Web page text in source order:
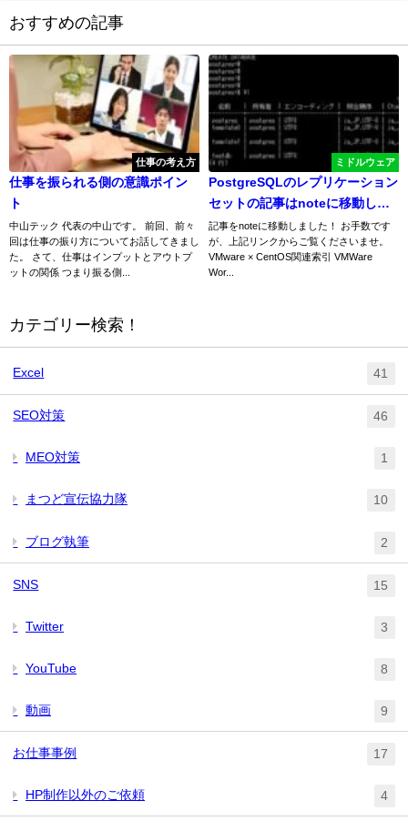
おすすめの記事
仕事の考え方
仕事を振られる側の意識ポイン
ト
中山テック 代表の中山です。 前回、前々
回は仕事の振り方についてお話してきまし
た。 さて、仕事はインプットとアウトプ
ットの関係 つまり振る側...
ミドルウェア
PostgreSQLのレプリケーション
セットの記事はnoteに移動しま
した【リンクあり】
記事をnoteに移動しました！ お手数です
が、上記リンクからご覧くださいませ。
VMware × CentOS関連索引 VMWare
Wor...
カテゴリー検索！
Excel 41
SEO対策 46
MEO対策 1
まつど宣伝協力隊 10
ブログ執筆 2
SNS 15
Twitter 3
YouTube 8
動画 9
お仕事事例 17
HP制作以外のご依頼 4